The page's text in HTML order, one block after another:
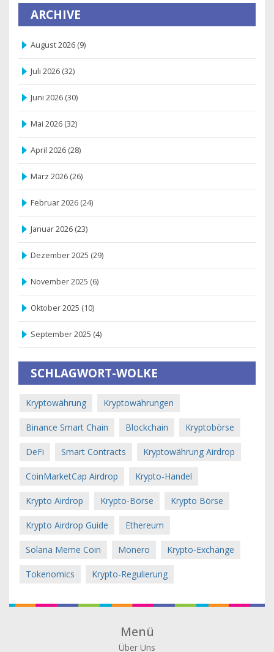
ARCHIVE
August 2026 (9)
Juli 2026 (32)
Juni 2026 (30)
Mai 2026 (32)
April 2026 (28)
März 2026 (26)
Februar 2026 (24)
Januar 2026 (23)
Dezember 2025 (29)
November 2025 (6)
Oktober 2025 (10)
September 2025 (4)
SCHLAGWORT-WOLKE
Kryptowährung Kryptowährungen
Binance Smart Chain Blockchain Kryptobörse
DeFi Smart Contracts Kryptowährung Airdrop
CoinMarketCap Airdrop Krypto-Handel
Krypto Airdrop Krypto-Börse Krypto Börse
Krypto Airdrop Guide Ethereum
Solana Meme Coin Monero Krypto-Exchange
Tokenomics Krypto-Regulierung
Menü
Über Uns